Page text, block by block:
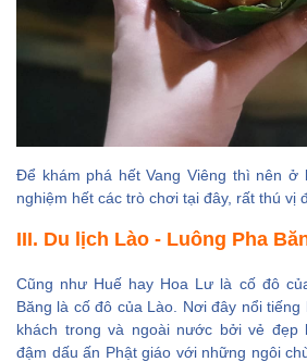
Để khám phá hết Vang Viêng thì nên ở
nghiệm hết các trò chơi tại đây, rất thú vị
III. Du lịch Lào - Luông Pha
Cũng như Huế hay Hoa Lư là cố đô
Băng là cố đô của Lào. Nơi đây nổi
khách trong và ngoài nước bởi vẻ đẹp
đậm dấu ấn Phật giáo với những ngôi